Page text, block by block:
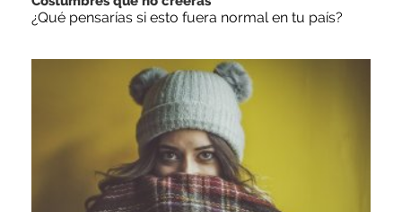
¿Qué pensarías si esto fuera normal en tu país?